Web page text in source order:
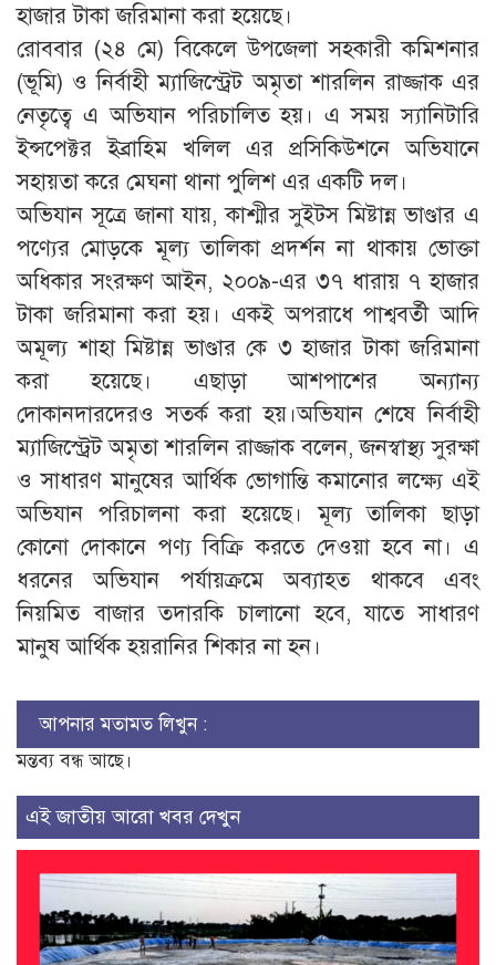
হাজার টাকা জরিমানা করা হয়েছে।
রোববার (২৪ মে) বিকেলে উপজেলা সহকারী কমিশনার
(ভূমি) ও নির্বাহী ম্যাজিস্ট্রেট অমৃতা শারলিন রাজ্জাক এর
নেতৃত্বে এ অভিযান পরিচালিত হয়। এ সময় স্যানিটারি
ইন্সপেক্টর ইব্রাহিম খলিল এর প্রসিকিউশনে অভিযানে
সহায়তা করে মেঘনা থানা পুলিশ এর একটি দল।
অভিযান সূত্রে জানা যায়, কাশ্মীর সুইটস মিষ্টান্ন ভাণ্ডার এ
পণ্যের মোড়কে মূল্য তালিকা প্রদর্শন না থাকায় ভোক্তা
অধিকার সংরক্ষণ আইন, ২০০৯-এর ৩৭ ধারায় ৭ হাজার
টাকা জরিমানা করা হয়। একই অপরাধে পাশ্ববর্তী আদি
অমূল্য শাহা মিষ্টান্ন ভাণ্ডার কে ৩ হাজার টাকা জরিমানা
করা হয়েছে। এছাড়া আশপাশের অন্যান্য
দোকানদারদেরও সতর্ক করা হয়।অভিযান শেষে নির্বাহী
ম্যাজিস্ট্রেট অমৃতা শারলিন রাজ্জাক বলেন, জনস্বাস্থ্য সুরক্ষা
ও সাধারণ মানুষের আর্থিক ভোগান্তি কমানোর লক্ষ্যে এই
অভিযান পরিচালনা করা হয়েছে। মূল্য তালিকা ছাড়া
কোনো দোকানে পণ্য বিক্রি করতে দেওয়া হবে না। এ
ধরনের অভিযান পর্যায়ক্রমে অব্যাহত থাকবে এবং
নিয়মিত বাজার তদারকি চালানো হবে, যাতে সাধারণ
মানুষ আর্থিক হয়রানির শিকার না হন।
আপনার মতামত লিখুন :
মন্তব্য বন্ধ আছে।
এই জাতীয় আরো খবর দেখুন